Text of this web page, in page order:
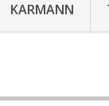
KARMANN